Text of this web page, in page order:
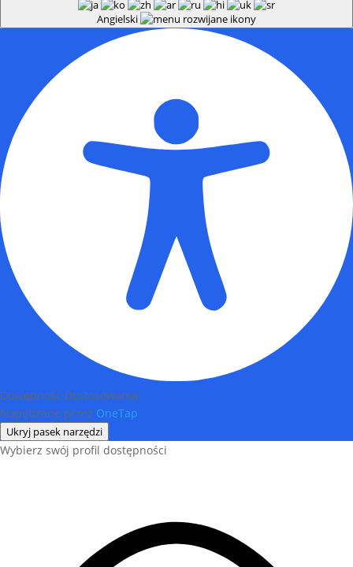
Angielski
Dostępność Dostosowania
Napędzane przez OneTap
Ukryj pasek narzędzi
Wybierz swój profil dostępności